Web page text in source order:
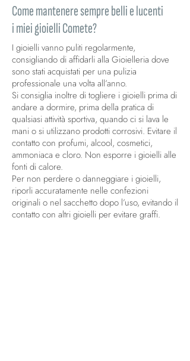
Come mantenere sempre belli e lucenti
i miei gioielli Comete?
I gioielli vanno puliti regolarmente,
consigliando di affidarli alla Gioielleria dove
sono stati acquistati per una pulizia
professionale una volta all’anno.
Si consiglia inoltre di togliere i gioielli prima di
andare a dormire, prima della pratica di
qualsiasi attività sportiva, quando ci si lava le
mani o si utilizzano prodotti corrosivi. Evitare il
contatto con profumi, alcool, cosmetici,
ammoniaca e cloro. Non esporre i gioielli alle
fonti di calore.
Per non perdere o danneggiare i gioielli,
riporli accuratamente nelle confezioni
originali o nel sacchetto dopo l’uso, evitando il
contatto con altri gioielli per evitare graffi.